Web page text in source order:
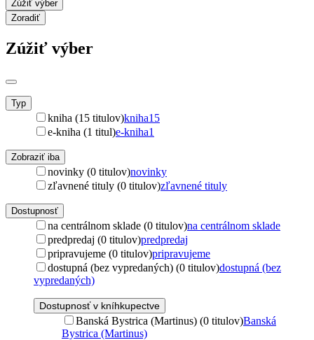
Zúžiť výber
Zoradiť
Zúžiť výber
Typ
kniha (15 titulov)kniha15
e-kniha (1 titul)e-kniha1
Zobraziť iba
novinky (0 titulov)novinky
zľavnené tituly (0 titulov)zľavnené tituly
Dostupnosť
na centrálnom sklade (0 titulov)na centrálnom sklade
predpredaj (0 titulov)predpredaj
pripravujeme (0 titulov)pripravujeme
dostupná (bez vypredaných) (0 titulov)dostupná (bez
vypredaných)
Dostupnosť v kníhkupectve
Banská Bystrica (Martinus) (0 titulov)Banská
Bystrica (Martinus)